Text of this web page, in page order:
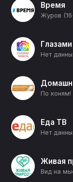
Время
Журов
Нет
По коням!
Еда ТВ
Нет
Живая
Вид на